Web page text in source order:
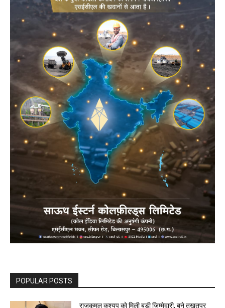
POPULAR POSTS
राजकमल कश्यप को मिली बड़ी जिम्मेदारी, बने तखतपुर